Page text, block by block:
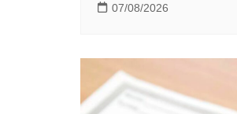
07/08/2026